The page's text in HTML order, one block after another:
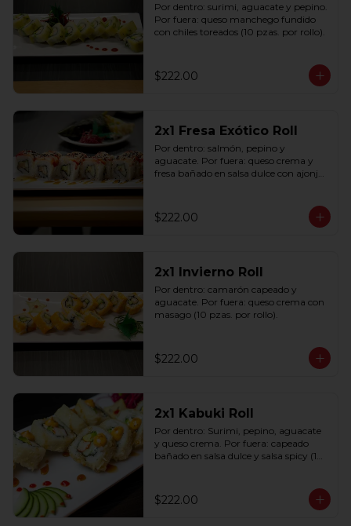
Por dentro: surimi, aguacate y pepino.
Por fuera: queso manchego fundido
con chiles toreados (10 pzas. por rollo).
$222.00
2x1 Fresa Exótico Roll
Por dentro: salmón, pepino y
aguacate. Por fuera: queso crema y
fresa bañado en salsa dulce con ajonjolí
$222.00
2x1 Invierno Roll
Por dentro: camarón capeado y
aguacate. Por fuera: queso crema con
masago (10 pzas. por rollo).
$222.00
2x1 Kabuki Roll
Por dentro: Surimi, pepino, aguacate
y queso crema. Por fuera: capeado
bañado en salsa dulce y salsa spicy (10
$222.00